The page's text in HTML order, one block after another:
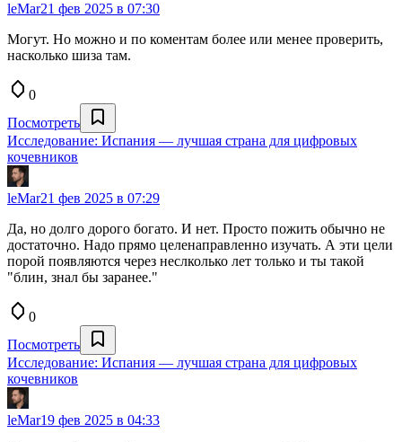
leMar21 фев 2025 в 07:30
Могут. Но можно и по коментам более или менее проверить,
насколько шиза там.
0
Посмотреть
Исследование: Испания — лучшая страна для цифровых
кочевников
leMar21 фев 2025 в 07:29
Да, но долго дорого богато. И нет. Просто пожить обычно не
достаточно. Надо прямо целенаправленно изучать. А эти цели
порой появляются через неслколько лет только и ты такой
"блин, знал бы заранее."
0
Посмотреть
Исследование: Испания — лучшая страна для цифровых
кочевников
leMar19 фев 2025 в 04:33